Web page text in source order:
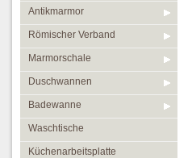
Antikmarmor
Römischer Verband
Marmorschale
Duschwannen
Badewanne
Waschtische
Küchenarbeitsplatte